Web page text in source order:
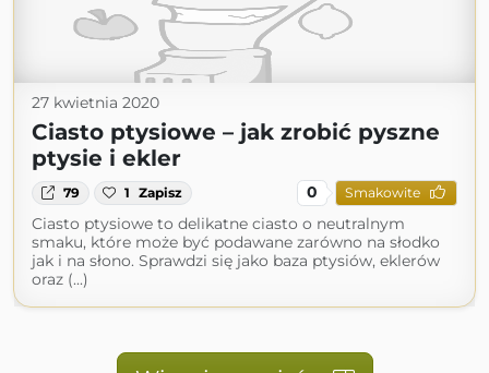
27 kwietnia 2020
Ciasto ptysiowe – jak zrobić pyszne
ptysie i ekler
79 1 Zapisz 0 Smakowite
Ciasto ptysiowe to delikatne ciasto o neutralnym
smaku, które może być podawane zarówno na słodko
jak i na słono. Sprawdzi się jako baza ptysiów, eklerów
oraz (...)